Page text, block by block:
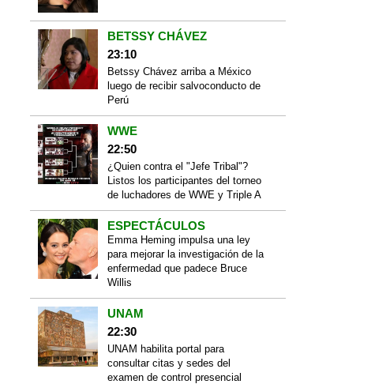
BETSSY CHÁVEZ
23:10
Betssy Chávez arriba a México
luego de recibir salvoconducto de
Perú
WWE
22:50
¿Quien contra el "Jefe Tribal"?
Listos los participantes del torneo
de luchadores de WWE y Triple A
ESPECTÁCULOS
Emma Heming impulsa una ley
para mejorar la investigación de la
enfermedad que padece Bruce
Willis
UNAM
22:30
UNAM habilita portal para
consultar citas y sedes del
examen de control presencial